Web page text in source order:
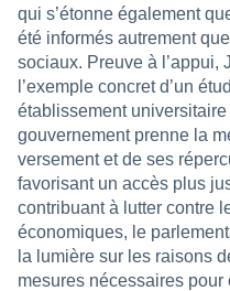
qui s’étonne également
été informés autrement
sociaux. Preuve à l’appui,
l’exemple concret d’un
établissement
gouvernement prenne la
versement et de ses
favorisant un accès plus
contribuant à lutter contre
économiques, le
la lumière sur les raisons
mesures nécessaires